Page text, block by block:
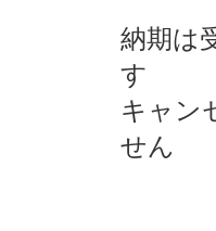
納期は
す
キャン
せん